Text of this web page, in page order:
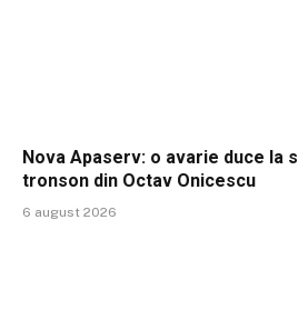
Nova Apaserv: o avarie duce la
tronson din Octav Onicescu
6 august 2026